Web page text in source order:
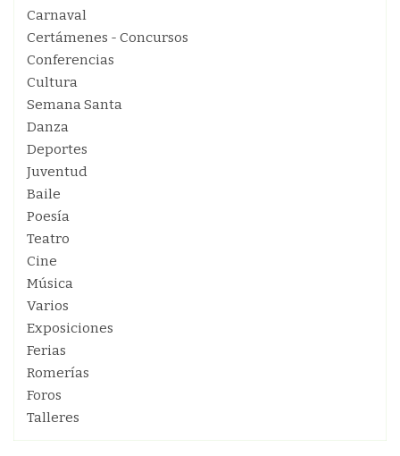
Carnaval
Certámenes - Concursos
Conferencias
Cultura
Semana Santa
Danza
Deportes
Juventud
Baile
Poesía
Teatro
Cine
Música
Varios
Exposiciones
Ferias
Romerías
Foros
Talleres